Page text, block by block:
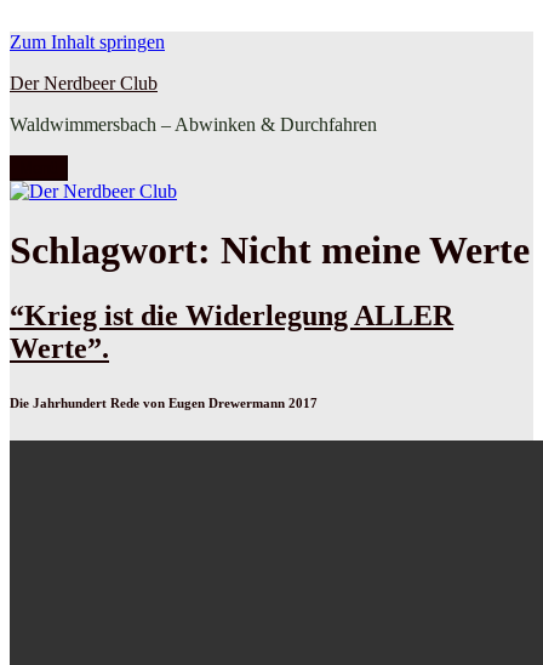
Zum Inhalt springen
Der Nerdbeer Club
Waldwimmersbach – Abwinken & Durchfahren
Schlagwort: Nicht meine Werte
“Krieg ist die Widerlegung ALLER
Werte”.
Die Jahrhundert Rede von Eugen Drewermann 2017